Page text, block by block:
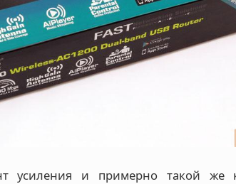
усиления и примерно такой же